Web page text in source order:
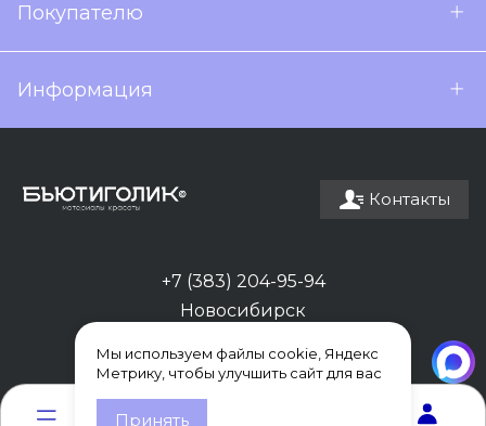
Покупателю
Информация
Контакты
+7 (383) 204-95-94
Новосибирск
Мы используем файлы cookie, Яндекс
Метрику, чтобы улучшить сайт для вас
Принять